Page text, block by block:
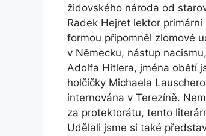
židovského národa od
Radek Hejret lektor
formou připomněl zlomové
v Německu, nástup
Adolfa Hitlera, jména obětí
holčičky Michaela
internována v Terezíně.
za protektorátu, tento
Udělali jsme si také